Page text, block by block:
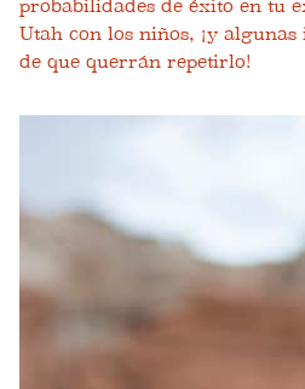
probabilidades de éxito en tu
Utah con los niños, ¡y
de que querrán repetirlo!